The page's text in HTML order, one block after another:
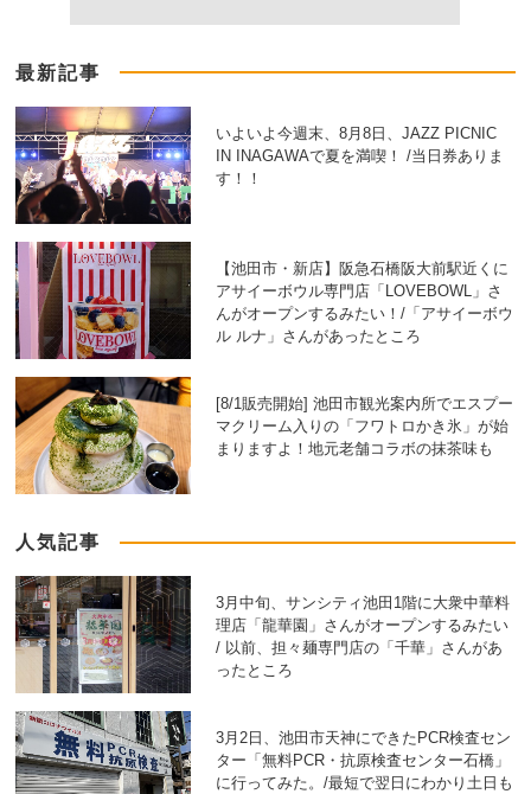
最新記事
いよいよ今週末、8月8日、JAZZ PICNIC
IN INAGAWAで夏を満喫！ /当日券ありま
す！！
【池田市・新店】阪急石橋阪大前駅近くに
アサイーボウル専門店「LOVEBOWL」さ
んがオープンするみたい！/「アサイーボウ
ル ルナ」さんがあったところ
[8/1販売開始] 池田市観光案内所でエスプー
マクリーム入りの「フワトロかき氷」が始
まりますよ！地元老舗コラボの抹茶味も
人気記事
3月中旬、サンシティ池田1階に大衆中華料
理店「龍華園」さんがオープンするみたい
/ 以前、担々麺専門店の「千華」さんがあ
ったところ
3月2日、池田市天神にできたPCR検査セン
ター「無料PCR・抗原検査センター石橋」
に行ってみた。/最短で翌日にわかり土日も